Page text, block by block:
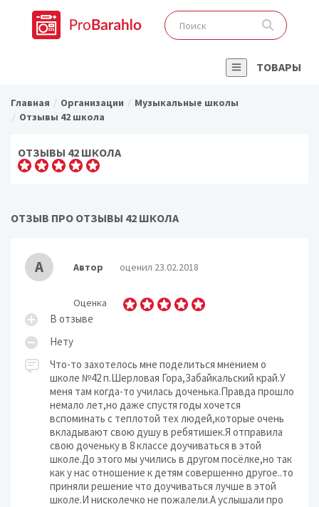
ТОВАРЫ
Главная Организации
Музыкальные школы
Отзывы 42 школа
ОТЗЫВЫ 42 ШКОЛА
ОТЗЫВ ПРО ОТЗЫВЫ 42 ШКОЛА
А Автор оценил 23.02.2018
Оценка
В отзыве
Нету
Что-то захотелось мне поделиться мнением о
школе №42 п.Шерловая Гора,Забайкальский край.У
меня там когда-то училась доченька.Правда прошло
немало лет,но даже спустя годы хочется
вспоминать с теплотой тех людей,которые очень
вкладывают свою душу в ребятишек.Я отправила
свою доченьку в 8 классе доучиваться в этой
школе.До этого мы учились в другом посёлке,но так
как у нас отношение к детям совершенно другое..то
приняли решение что доучиваться лучше в этой
школе.И нисколечко не пожалели.А услышали про